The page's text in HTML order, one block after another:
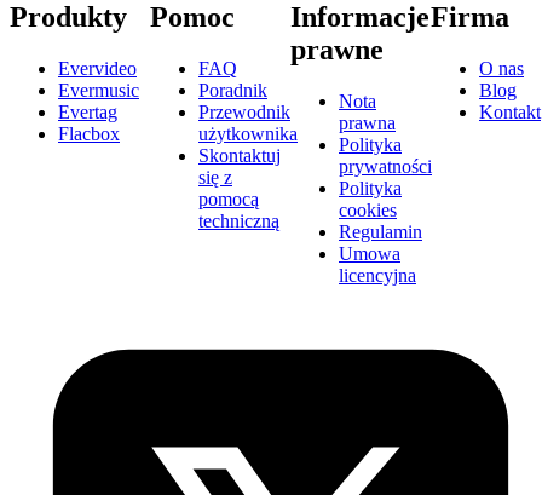
Produkty
Evervideo
Evermusic
Evertag
Flacbox
Pomoc
FAQ
Poradnik
Przewodnik
użytkownika
Skontaktuj
się z
pomocą
techniczną
Informacje
prawne
Nota
prawna
Polityka
prywatności
Polityka
cookies
Regulamin
Umowa
licencyjna
Firma
O nas
Blog
Kontakt